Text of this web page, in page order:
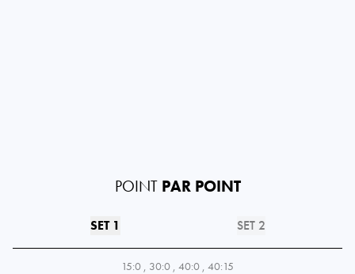
POINT PAR POINT
SET 1 SET 2
15:0 , 30:0 , 40:0 , 40:15